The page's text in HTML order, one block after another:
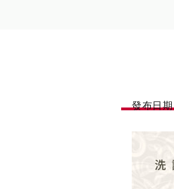
發布日期